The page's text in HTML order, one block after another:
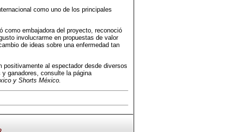
como uno de los principales
como embajadora del proyecto, reconoció
involucrarme en propuestas de valor
de ideas sobre una enfermedad tan
al espectador desde diversos
ganadores, consulte la página
y Shorts México.